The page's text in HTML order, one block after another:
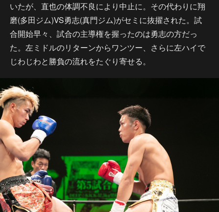
いたが、直也の体調不良により中止に。その代わりに翔
磨(多田ジム)VS勇志(真門ジム)がセミに抜擢された。試
合開始早々、試合の主導権を握ったのは勇志の方だっ
た。左ミドルのリターンからワンツー、さらに左ハイで
じわじわと勝負の流れをたぐり寄せる。